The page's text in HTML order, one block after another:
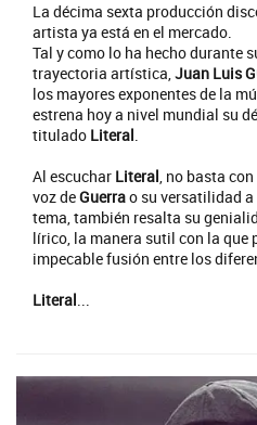
La décima sexta producción
artista ya está en el mercado.
Tal y como lo ha hecho durante
trayectoria artística,Juan Luis
los mayores exponentes de la
estrena hoy a nivel mundial su
titulado Literal.
Al escuchar Literal, no basta
voz deGuerrao su versatilidad
tema, también resalta su
lírico, la manera sutil con la que
impecable fusión entre los
Literal...